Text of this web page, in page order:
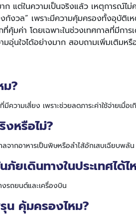
ก แต่ในความเป็นจริงแล้ว เหตุการณ์
งวล” เพราะมีความคุ้มครองทั้งอุบัติ
มค่า โดยเฉพาะในช่วงเทศกาลที่มีก
อุ่นใจได้อย่างมาก สอบถามเพิ่มเติมหรื
ม?
ความเสี่ยง เพราะช่วยลดภาระค่าใช้จ่ายเมื่อ
งหรือไม่?
จากอาหารเป็นพิษหรือลำไส้อักเสบเฉียบพลัน
ยเดินทางในประเทศได้ไ
งรถยนต์และเครื่องบิน
น คุ้มครองไหม?